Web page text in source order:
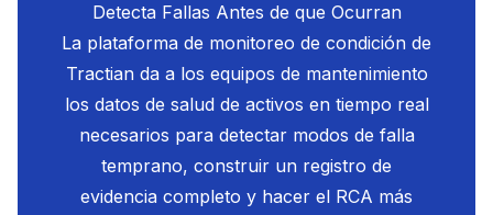
Detecta Fallas Antes de que Ocurran
La plataforma de monitoreo de condición de
Tractian da a los equipos de mantenimiento
los datos de salud de activos en tiempo real
necesarios para detectar modos de falla
temprano, construir un registro de
evidencia completo y hacer el RCA más